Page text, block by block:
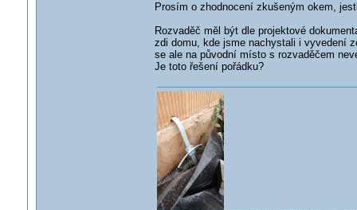
Prosím o zhodnocení zkušeným okem,
Rozvaděč měl být dle projektové
zdi domu, kde jsme nachystali i vyvedení
se ale na původní místo s rozvaděčem
Je toto řešení pořádku?